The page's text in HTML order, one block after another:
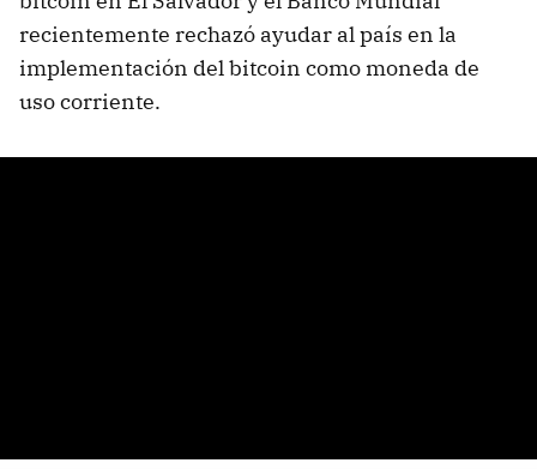
recientemente rechazó ayudar al país en la
implementación del bitcoin como moneda de
uso corriente.